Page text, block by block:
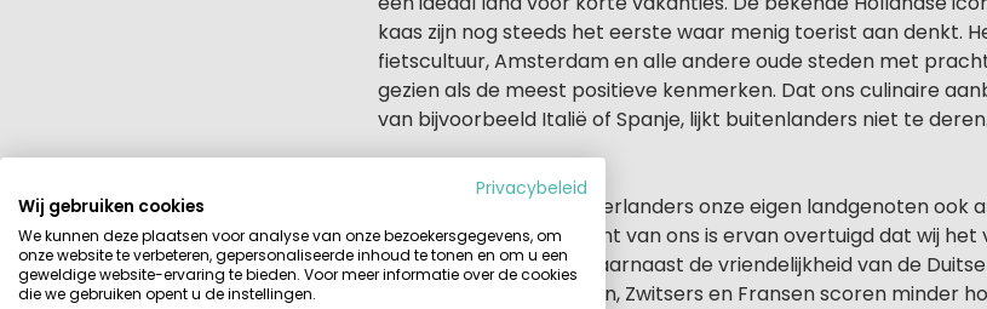
kaas zijn nog steeds het eerste waar menig toerist aan denkt.
fietscultuur, Amsterdam en alle andere oude steden met
gezien als de meest positieve kenmerken. Dat ons culinaire
van bijvoorbeeld Italië of Spanje, lijkt buitenlanders niet te
Wat vinden we zelf?
Opvallend is dat wij Nederlanders onze eigen landgenoten ook
bestempelen. 22 procent van ons is ervan overtuigd dat wij het
toeristen. We kunnen daarnaast de vriendelijkheid van de
waarderen. Egyptenaren, Zwitsers en Fransen scoren minder
Privacybeleid
Wij gebruiken cookies
We kunnen deze plaatsen voor analyse van onze bezoekersgegevens, om
onze website te verbeteren, gepersonaliseerde inhoud te tonen en om u een
geweldige website-ervaring te bieden. Voor meer informatie over de cookies
die we gebruiken opent u de instellingen.